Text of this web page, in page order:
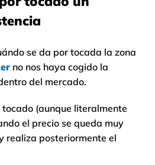
se da por tocada la zona
no nos haya cogido la
del mercado.
(aunque literalmente
el precio se queda muy
realiza posteriormente el